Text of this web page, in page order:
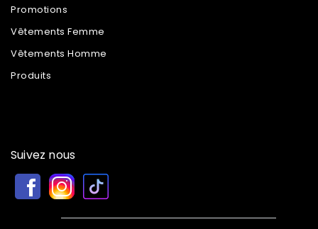
Promotions
Vêtements Femme
Vêtements Homme
Produits
Suivez nous